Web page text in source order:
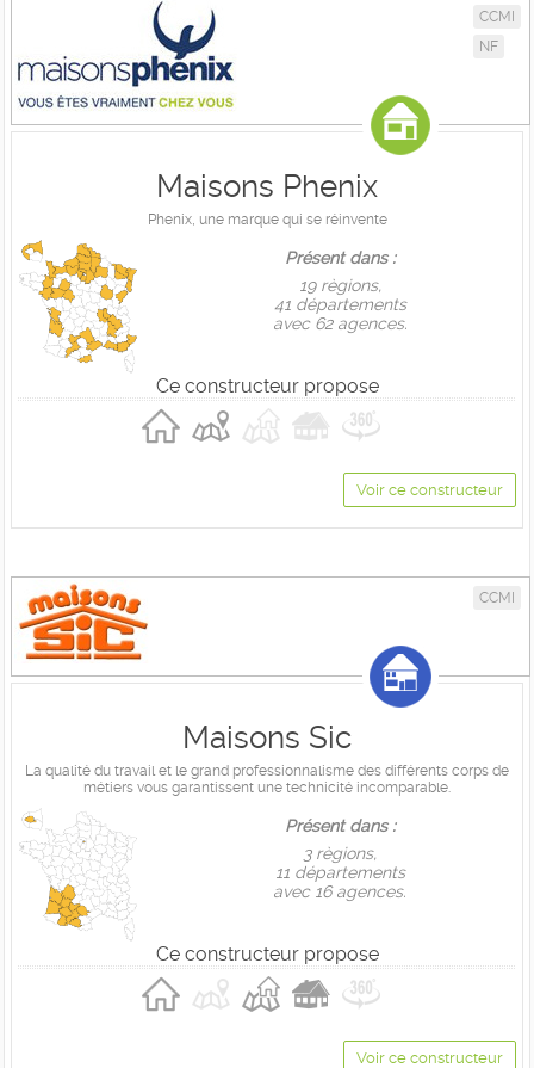
CCMI
NF
Maisons Phenix
Phenix, une marque qui se réinvente
Présent dans :
19 règions,
41 départements
avec 62 agences.
Ce constructeur propose
Voir ce constructeur
CCMI
Maisons Sic
La qualité du travail et le grand professionnalisme des différents corps de
métiers vous garantissent une technicité incomparable.
Présent dans :
3 règions,
11 départements
avec 16 agences.
Ce constructeur propose
Voir ce constructeur